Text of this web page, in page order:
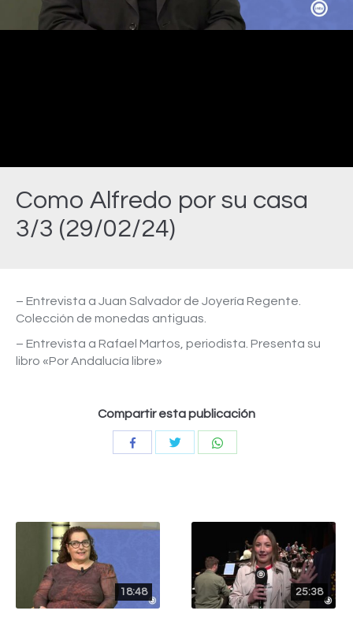
Como Alfredo por su casa
3/3 (29/02/24)
Video
– Entrevista a Juan Salvador de Joyería Regente.
Colección de monedas antiguas.
– Entrevista a Rafael Martos, periodista. Presenta su
libro «Por Andalucía libre»
Compartir esta publicación
CompartirCompartir
18:48 25:38